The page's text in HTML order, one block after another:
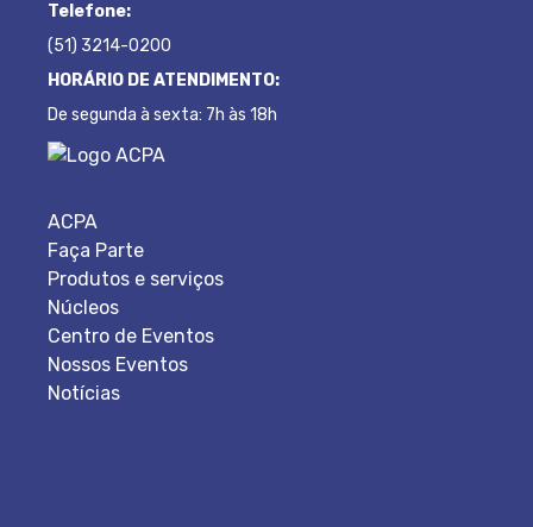
Telefone:
(51) 3214-0200
HORÁRIO DE ATENDIMENTO:
De segunda à sexta: 7h às 18h
ACPA
Faça Parte
Produtos e serviços
Núcleos
Centro de Eventos
Nossos Eventos
Notícias